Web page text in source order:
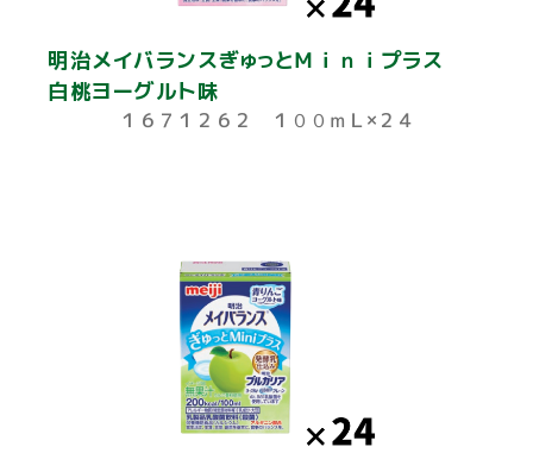
明治メイバランスぎゅっとＭｉｎｉプラス
白桃ヨーグルト味
１６７１２６２ １００ｍＬ×２４